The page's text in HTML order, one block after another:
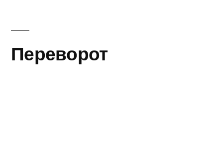
Переворот